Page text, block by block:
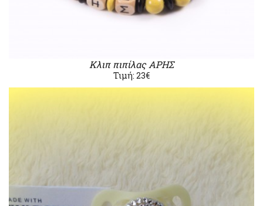
Κλιπ πιπίλας ΑΡΗΣ
Τιμή: 23€